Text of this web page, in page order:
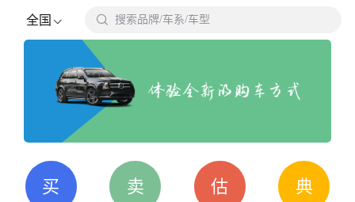
全国  搜索品牌/车系/车型
买 卖 估 典